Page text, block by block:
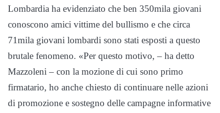
Lombardia ha evidenziato che ben 350mila giovani
conoscono amici vittime del bullismo e che circa
71mila giovani lombardi sono stati esposti a questo
brutale fenomeno. «Per questo motivo, – ha detto
Mazzoleni – con la mozione di cui sono primo
firmatario, ho anche chiesto di continuare nelle azioni
di promozione e sostegno delle campagne informative